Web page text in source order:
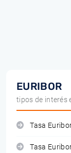
EURIBOR
tipos de interés
Tasa
Tasa